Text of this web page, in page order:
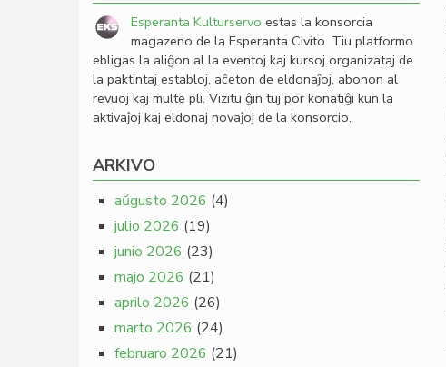
Esperanta Kulturservo estas la konsorcia
magazeno de la Esperanta Civito. Tiu platformo
ebligas la aliĝon al la eventoj kaj kursoj organizataj de
la paktintaj establoj, aĉeton de eldonaĵoj, abonon al
revuoj kaj multe pli. Vizitu ĝin tuj por konatiĝi kun la
aktivaĵoj kaj eldonaj novaĵoj de la konsorcio.
ARKIVO
aŭgusto 2026 (4)
julio 2026 (19)
junio 2026 (23)
majo 2026 (21)
aprilo 2026 (26)
marto 2026 (24)
februaro 2026 (21)